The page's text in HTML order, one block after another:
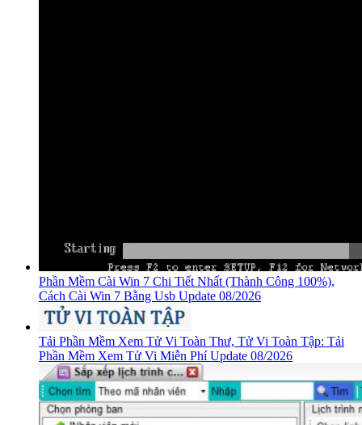
Phần Mềm Cài Win 7 Chi Tiết Nhất (Thành Công 100%),
Cách Cài Win 7 Bằng Usb Update 08/2026
Tải Phần Mềm Xem Tử Vi Toàn Thư, Tử Vi Toàn Tập: Tải
Phần Mềm Xem Tử Vi Miễn Phí Update 08/2026